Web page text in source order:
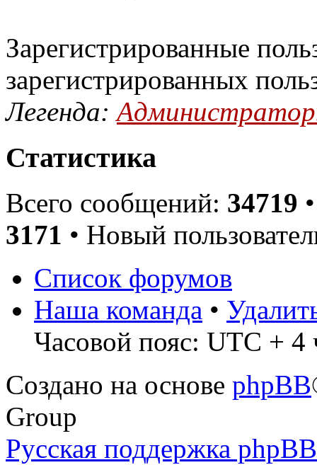
Зарегистрированные
зарегистрированных
Легенда:
Статистика
Всего сообщений: 34719
3171 • Новый
Список форумов
Наша команда •
Часовой пояс: UTC + 4
Создано на основе phpBB
Group
Русская поддержка phpBB